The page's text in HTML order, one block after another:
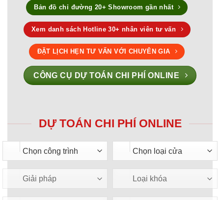
Bản đồ chỉ đường 20+ Showroom gần nhất
Xem danh sách Hotline 30+ nhân viên tư vấn
ĐẶT LỊCH HẸN TƯ VẤN VỚI CHUYÊN GIA
CÔNG CỤ DỰ TOÁN CHI PHÍ ONLINE
DỰ TOÁN CHI PHÍ ONLINE